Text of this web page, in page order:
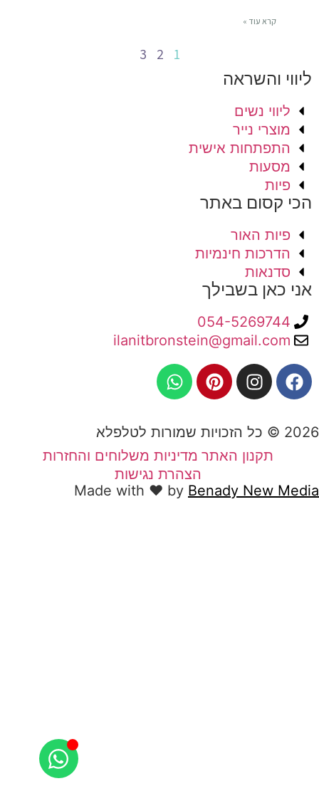
קרא עוד »
1
2
3
ליווי והשראה
ליווי נשים
מוצרי נייר
התפתחות אישית
מסעות
פיות
הכי קסום באתר
פיות האור
הדרכות חינמיות
סדנאות
אני כאן בשבילך
054-5269744
ilanitbronstein@gmail.com
2026 © כל הזכויות שמורות לטלפלא
תקנון האתר מדיניות משלוחים והחזרות
הצהרת נגישות
Made with ❤ by Benady New Media